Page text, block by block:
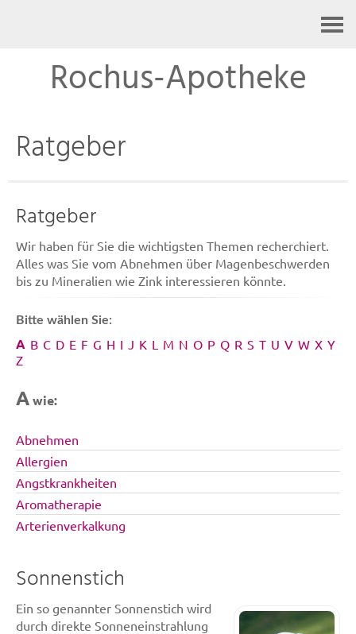
Rochus-Apotheke
Ratgeber
Ratgeber
Wir haben für Sie die wichtigsten Themen recherchiert.
Alles was Sie vom Abnehmen über Magenbeschwerden
bis zu Mineralien wie Zink interessieren könnte.
Bitte wählen Sie:
A B C D E F G H I J K L M N O P Q R S T U V W X Y
Z
Awie:
Abnehmen
Allergien
Angstkrankheiten
Aromatherapie
Arterienverkalkung
Sonnenstich
Ein so genannter Sonnenstich wird
durch direkte Sonneneinstrahlung